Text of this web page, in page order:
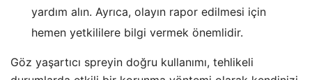
yardım alın. Ayrıca, olayın rapor edilmesi için
hemen yetkililere bilgi vermek önemlidir.
Göz yaşartıcı spreyin doğru kullanımı, tehlikeli